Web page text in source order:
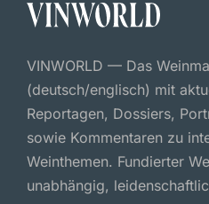
VINWORLD — Das
(deutsch/englisch) mit
Reportagen, Dossiers,
sowie Kommentaren zu
Weinthemen. Fundierter
unabhängig,